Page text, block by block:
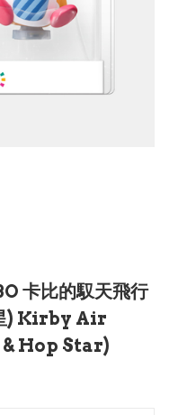
卡比的馭天飛行
) Kirby Air
Hop Star)